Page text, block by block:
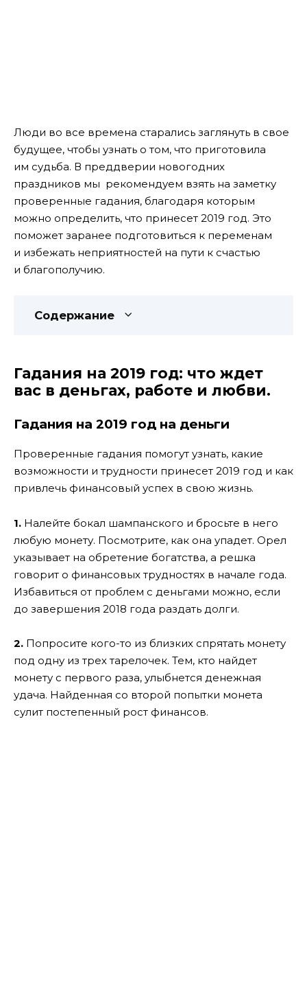
Люди во все времена старались заглянуть в свое
будущее, чтобы узнать о том, что приготовила
им судьба. В преддверии новогодних
праздников мы рекомендуем взять на заметку
проверенные гадания, благодаря которым
можно определить, что принесет 2019 год. Это
поможет заранее подготовиться к переменам
и избежать неприятностей на пути к счастью
и благополучию.
Содержание
Гадания на 2019 год: что ждет
вас в деньгах, работе и любви.
Гадания на 2019 год на деньги
Проверенные гадания помогут узнать, какие
возможности и трудности принесет 2019 год и как
привлечь финансовый успех в свою жизнь.
1. Налейте бокал шампанского и бросьте в него
любую монету. Посмотрите, как она упадет. Орел
указывает на обретение богатства, а решка
говорит о финансовых трудностях в начале года.
Избавиться от проблем с деньгами можно, если
до завершения 2018 года раздать долги.
2. Попросите кого-то из близких спрятать монету
под одну из трех тарелочек. Тем, кто найдет
монету с первого раза, улыбнется денежная
удача. Найденная со второй попытки монета
сулит постепенный рост финансов.